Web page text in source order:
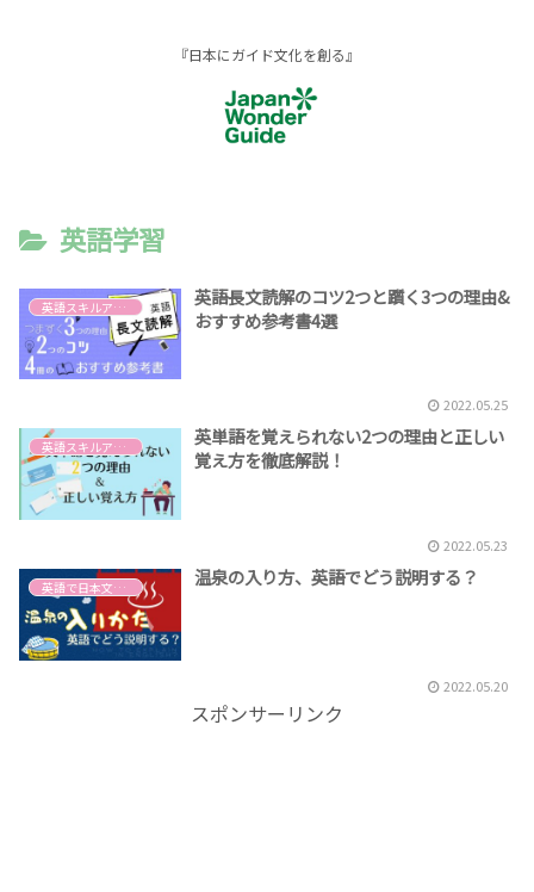
『日本にガイド文化を創る』
英語学習
英語スキルアップ
英語長文読解のコツ2つと躓く3つの理由&
おすすめ参考書4選
2022.05.25
英語スキルアップ
英単語を覚えられない2つの理由と正しい
覚え方を徹底解説！
2022.05.23
英語で日本文化を説明する 温泉の入り方、英語でどう説明する？
2022.05.20
スポンサーリンク